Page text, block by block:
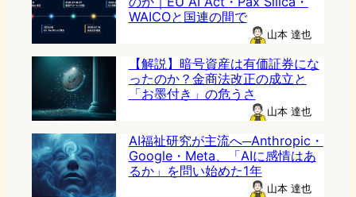
WAICOと国連の間で
山本 達也
【解説】暗号資産は有価証券にな
ったのか？金商法改正の成立と
「お墨付き」の危うさ
山本 達也
AI福祉研究が主流へ─Anthropic・
Google・Meta、「AIに感情はあ
るか」を問い始めた1年
山本 達也